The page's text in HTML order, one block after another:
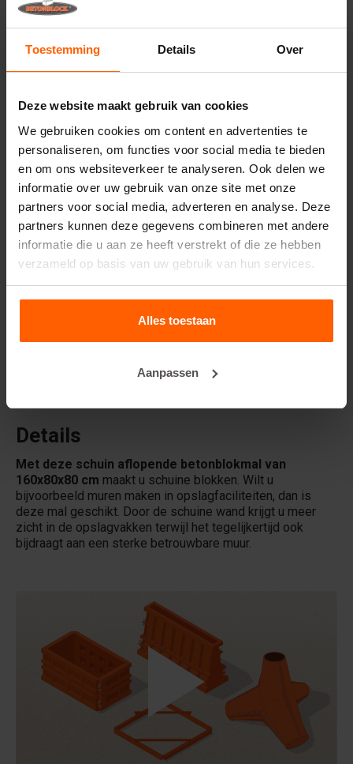
Toestemming Details Over
Deze website maakt gebruik van cookies
We gebruiken cookies om content en advertenties te
personaliseren, om functies voor social media te bieden
en om ons websiteverkeer te analyseren. Ook delen we
informatie over uw gebruik van onze site met onze
partners voor social media, adverteren en analyse. Deze
partners kunnen deze gegevens combineren met andere
informatie die u aan ze heeft verstrekt of die ze hebben
verzameld op basis van uw gebruik van hun services.
Alles toestaan
Aanpassen
betonmallen.
Deelwanden
Bovenplaten
Hijsmiddelen
Handling equipment
Accessoires
Reserveonderdelen
Veelgestelde vragen
Verkoopt Betonblock® betonblokken?
Verhuurt Betonblock® mallen?
Details
Met deze schuin aflopende betonblokmal van
160x80x80 cm maakt u schuine blokken. Wilt u
bijvoorbeeld muren maken in opslagfaciliteiten, dan is
deze mal geschikt. Door de schuine wand krijgt u meer
zicht in de opslagvakken terwijl het tegelijkertijd ook
bijdraagt aan een sterke betrouwbare muur.